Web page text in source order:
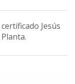
Jesús